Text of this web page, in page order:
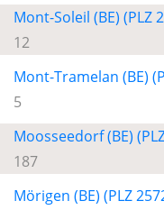
Mont-Soleil (BE) (PLZ
12
Mont-Tramelan (BE)
5
Moosseedorf (BE)
187
Mörigen (BE) (PLZ